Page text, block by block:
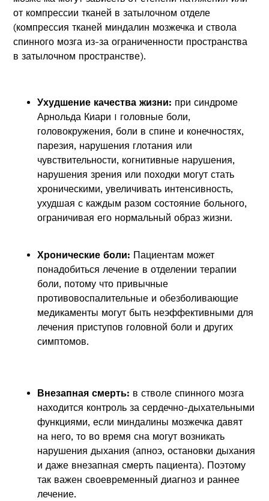
от компрессии тканей в затылочном отделе
(компрессия тканей миндалин мозжечка и ствола
спинного мозга из-за ограниченности пространства
в затылочном пространстве).
Ухудшение качества жизни: при синдроме
Арнольда Киари I головные боли,
головокружения, боли в спине и конечностях,
парезия, нарушения глотания или
чувствительности, когнитивные нарушения,
нарушения зрения или походки могут стать
хроническими, увеличивать интенсивность,
ухудшая с каждым разом состояние больного,
ограничивая его нормальный образ жизни.
Хронические боли: Пациентам может
понадобиться лечение в отделении терапии
боли, потому что привычные
противовоспалительные и обезболивающие
медикаменты могут быть неэффективными для
лечения приступов головной боли и других
симптомов.
Внезапная смерть: в стволе спинного мозга
находится контроль за сердечно-дыхательными
функциями, если миндалины мозжечка давят
на него, то во время сна могут возникать
нарушения дыхания (апноэ, остановки дыхания
и даже внезапная смерть пациента). Поэтому
так важен своевременный диагноз и раннее
лечение.